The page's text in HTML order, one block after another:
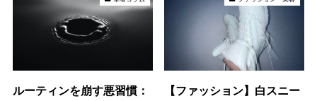
ルーティンを崩す悪習慣：
【ファッション】白スニー